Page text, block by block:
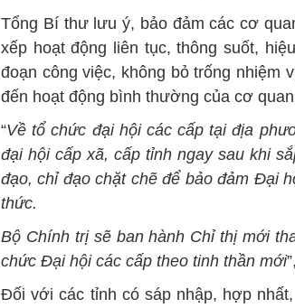
Tổng Bí thư lưu ý, bảo đảm các cơ
xếp hoạt động liên tục, thông suốt,
đoạn công việc, không bỏ trống nhiệm
đến hoạt động bình thường của cơ
“Về tổ chức đại hội các cấp tại địa
đại hội cấp xã, cấp tỉnh ngay sau khi
đạo, chỉ đạo chặt chẽ để bảo đảm Đại
thức.
Bộ Chính trị sẽ ban hành Chỉ thị mới
chức Đại hội các cấp theo tinh thần mới
Đối với các tỉnh có sáp nhập, hợp